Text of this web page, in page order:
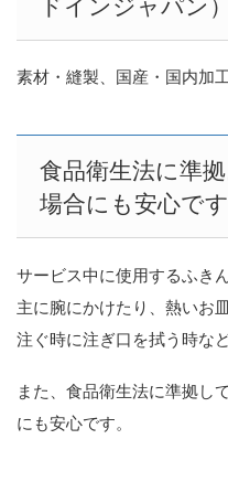
ドインジャパン
素材・縫製、国産・国内加
食品衛生法に準
場合にも安心です
サービス中に使用するふきん
主に腕にかけたり、熱いお
注ぐ時に注ぎ口を拭う時な
また、食品衛生法に準拠し
にも安心です。